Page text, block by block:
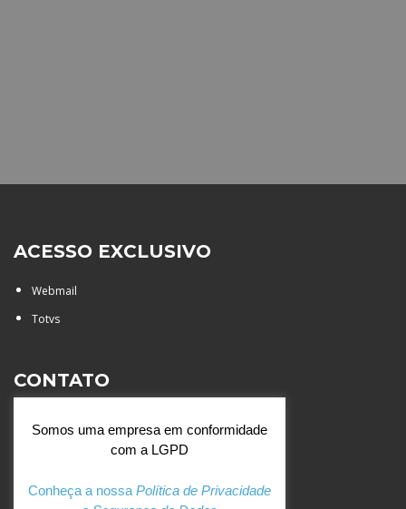
ACESSO EXCLUSIVO
Webmail
Totvs
CONTATO
Santa Catarina - São José do
Rio Preto (SP)
+55 (17) 3354 7000
Somos uma empresa em conformidade
com a LGPD
Conheça a nossa Política de Privacidade